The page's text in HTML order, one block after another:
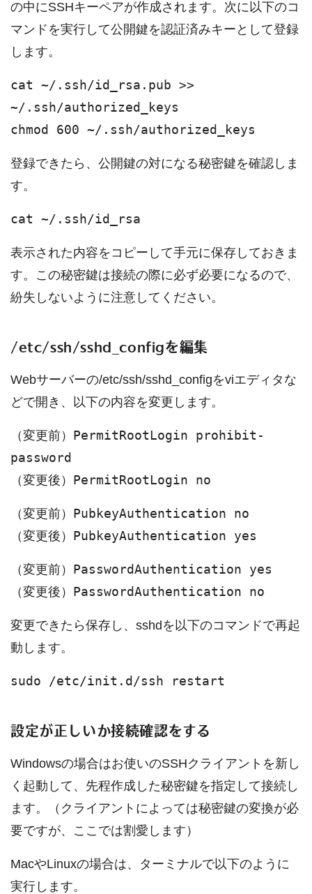
の中にSSHキーペアが作成されます。次に以下のコ
マンドを実行して公開鍵を認証済みキーとして登録
します。
cat ~/.ssh/id_rsa.pub >>
~/.ssh/authorized_keys
chmod 600 ~/.ssh/authorized_keys
登録できたら、公開鍵の対になる秘密鍵を確認しま
す。
cat ~/.ssh/id_rsa
表示された内容をコピーして手元に保存しておきま
す。この秘密鍵は接続の際に必ず必要になるので、
紛失しないように注意してください。
/etc/ssh/sshd_configを編集
Webサーバーの/etc/ssh/sshd_configをviエディタな
どで開き、以下の内容を変更します。
（変更前） PermitRootLogin prohibit-
password
（変更後） PermitRootLogin no
（変更前） PubkeyAuthentication no
（変更後） PubkeyAuthentication yes
（変更前） PasswordAuthentication yes
（変更後） PasswordAuthentication no
変更できたら保存し、sshdを以下のコマンドで再起
動します。
sudo /etc/init.d/ssh restart
設定が正しいか接続確認をする
Windowsの場合はお使いのSSHクライアントを新し
く起動して、先程作成した秘密鍵を指定して接続し
ます。（クライアントによっては秘密鍵の変換が必
要ですが、ここでは割愛します）
MacやLinuxの場合は、ターミナルで以下のように
実行します。